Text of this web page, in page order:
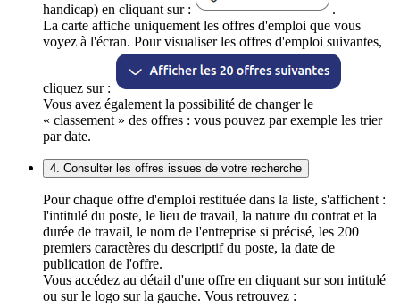
handicap) en cliquant sur :
.
La carte affiche uniquement les offres d'emploi que vous
voyez à l'écran. Pour visualiser les offres d'emploi suivantes,
cliquez sur :
Vous avez également la possibilité de changer le
« classement » des offres : vous pouvez par exemple les trier
par date.
4. Consulter les offres issues de votre recherche
Pour chaque offre d'emploi restituée dans la liste, s'affichent :
l'intitulé du poste, le lieu de travail, la nature du contrat et la
durée de travail, le nom de l'entreprise si précisé, les 200
premiers caractères du descriptif du poste, la date de
publication de l'offre.
Vous accédez au détail d'une offre en cliquant sur son intitulé
ou sur le logo sur la gauche. Vous retrouvez :